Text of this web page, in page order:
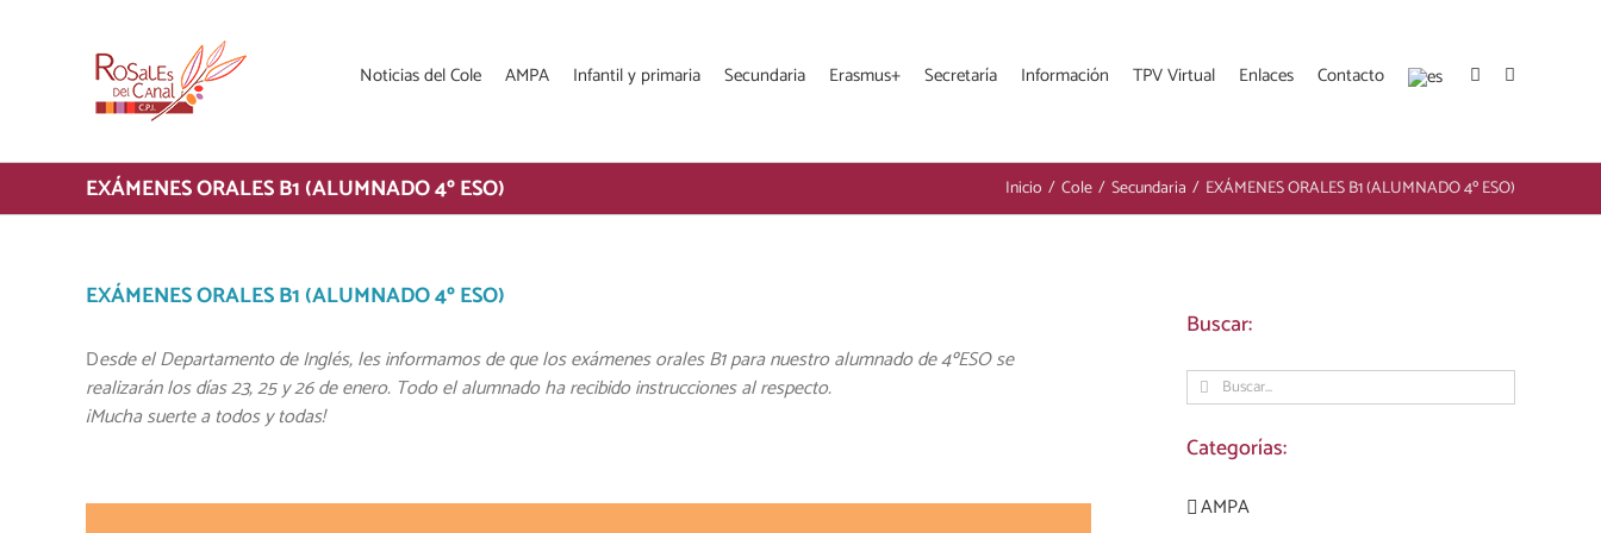
Noticias del Cole AMPA Infantil y primaria Secundaria Erasmus+ Secretaría Información TPV Virtual Enlaces Contacto
EXÁMENES ORALES B1 (ALUMNADO 4º ESO) Inicio / Cole / Secundaria / EXÁMENES ORALES B1 (ALUMNADO 4º ESO)
EXÁMENES ORALES B1 (ALUMNADO 4º ESO)
Desde el Departamento de Inglés, les informamos de que los exámenes orales B1 para nuestro alumnado de 4ºESO se
realizarán los días 23, 25 y 26 de enero. Todo el alumnado ha recibido instrucciones al respecto.
¡Mucha suerte a todos y todas!
Buscar:
Buscar:
Categorías:
AMPA